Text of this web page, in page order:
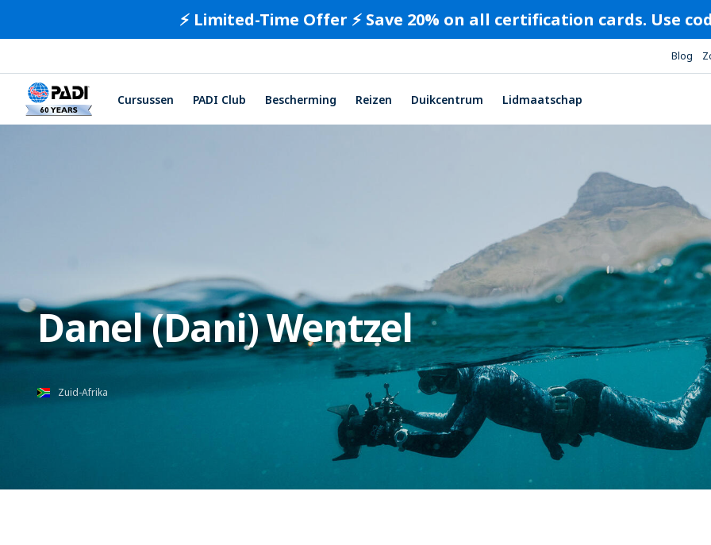
⚡️ Limited-Time Offer ⚡️ Save 20% on all certification cards. Use
Blog
Cursussen PADI Club Bescherming Reizen Duikcentrum Lidmaatschap
Danel (Dani) Wentzel
Zuid-Afrika